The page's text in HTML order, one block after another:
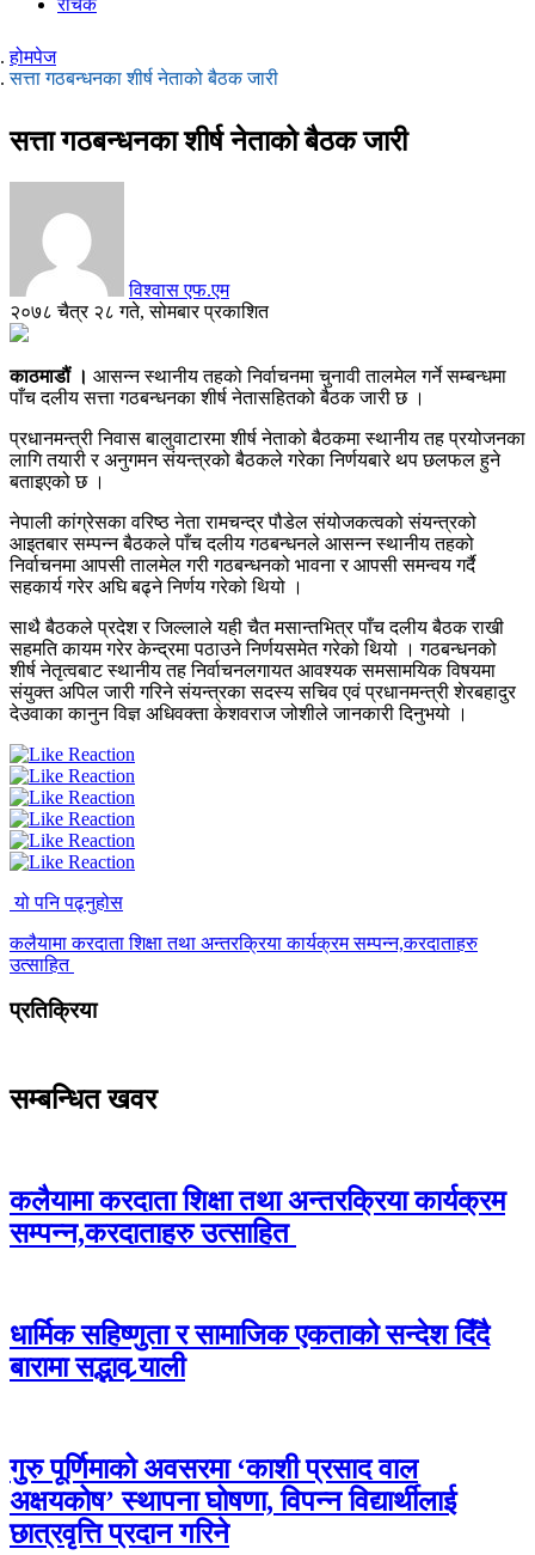
रोचक
होमपेज
सत्ता गठबन्धनका शीर्ष नेताको बैठक जारी
सत्ता गठबन्धनका शीर्ष नेताको बैठक जारी
विश्वास एफ.एम
२०७८ चैत्र २८ गते, सोमबार प्रकाशित
काठमाडौं । आसन्न स्थानीय तहको निर्वाचनमा चुनावी तालमेल गर्ने सम्बन्धमा
पाँच दलीय सत्ता गठबन्धनका शीर्ष नेतासहितको बैठक जारी छ ।
प्रधानमन्त्री निवास बालुवाटारमा शीर्ष नेताको बैठकमा स्थानीय तह प्रयोजनका
लागि तयारी र अनुगमन संयन्त्रको बैठकले गरेका निर्णयबारे थप छलफल हुने
बताइएको छ ।
नेपाली कांग्रेसका वरिष्ठ नेता रामचन्द्र पौडेल संयोजकत्वको संयन्त्रको
आइतबार सम्पन्न बैठकले पाँच दलीय गठबन्धनले आसन्न स्थानीय तहको
निर्वाचनमा आपसी तालमेल गरी गठबन्धनको भावना र आपसी समन्वय गर्दै
सहकार्य गरेर अघि बढ्ने निर्णय गरेको थियो ।
साथै बैठकले प्रदेश र जिल्लाले यही चैत मसान्तभित्र पाँच दलीय बैठक राखी
सहमति कायम गरेर केन्द्रमा पठाउने निर्णयसमेत गरेको थियो । गठबन्धनको
शीर्ष नेतृत्वबाट स्थानीय तह निर्वाचनलगायत आवश्यक समसामयिक विषयमा
संयुक्त अपिल जारी गरिने संयन्त्रका सदस्य सचिव एवं प्रधानमन्त्री शेरबहादुर
देउवाका कानुन विज्ञ अधिवक्ता केशवराज जोशीले जानकारी दिनुभयो ।
यो पनि पढ्नुहोस
कलैयामा करदाता शिक्षा तथा अन्तरक्रिया कार्यक्रम सम्पन्न,करदाताहरु
उत्साहित
प्रतिक्रिया
सम्बन्धित खवर
कलैयामा करदाता शिक्षा तथा अन्तरक्रिया कार्यक्रम
सम्पन्न,करदाताहरु उत्साहित
धार्मिक सहिष्णुता र सामाजिक एकताको सन्देश दिँदै
बारामा सद्भाव र्‍याली
गुरु पूर्णिमाको अवसरमा ‘काशी प्रसाद वाल
अक्षयकोष’ स्थापना घोषणा, विपन्न विद्यार्थीलाई
छात्रवृत्ति प्रदान गरिने